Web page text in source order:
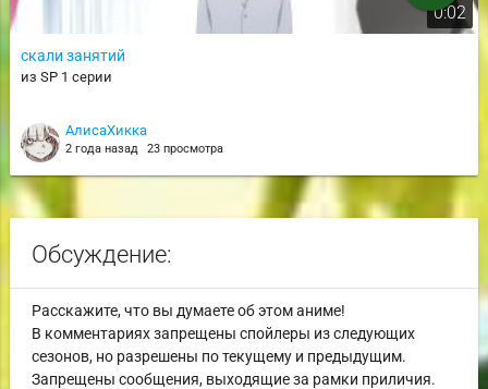
0:02
скали занятий
из SP 1 серии
АлисаХикка
2 года назад 23 просмотра
Обсуждение:
Расскажите, что вы думаете об этом аниме!
В комментариях запрещены спойлеры из следующих
сезонов, но разрешены по текущему и предыдущим.
Запрещены сообщения, выходящие за рамки приличия.